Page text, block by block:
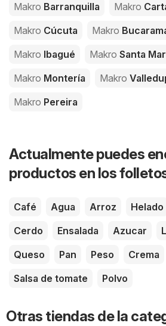
Makro Barranquilla Makro
Makro Cúcuta Makro
Makro Ibagué Makro Santa
Makro Montería Makro
Makro Pereira
Actualmente puedes
productos en los
Café Agua Arroz Helado
Cerdo
Ensalada Azucar
Queso
Pan Peso Crema
Salsa de tomate
Polvo
Otras tiendas de la